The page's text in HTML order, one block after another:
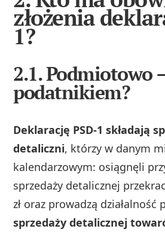
złożenia
1?
2.1. Podmiotowo
podatnikiem?
Deklarację PSD-1 składają
detaliczni, którzy w danym
kalendarzowym: osiągnęli
sprzedaży detalicznej
zł oraz prowadzą działalność
sprzedaży detalicznej